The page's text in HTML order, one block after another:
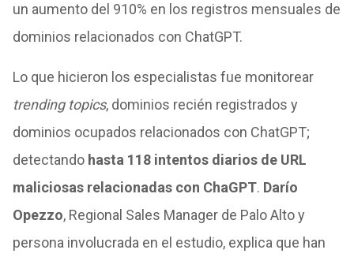
un aumento del 910% en los registros mensuales de
dominios relacionados con ChatGPT.
Lo que hicieron los especialistas fue monitorear
trending topics, dominios recién registrados y
dominios ocupados relacionados con ChatGPT;
detectandohasta 118 intentos diarios de URL
maliciosas relacionadas con ChaGPT. Darío
Opezzo, Regional Sales Manager de Palo Alto y
persona involucrada en el estudio, explica que han